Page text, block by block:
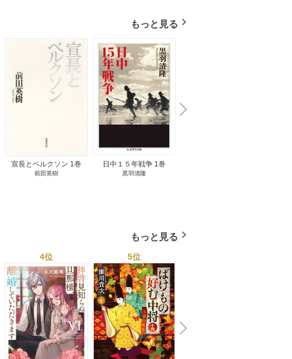
もっと見る
宣長とベルクソン 1巻
前田英樹
日中１５年戦争 1巻
黒羽清隆
N
e
x
t
もっと見る
4位 5位
N
e
x
t